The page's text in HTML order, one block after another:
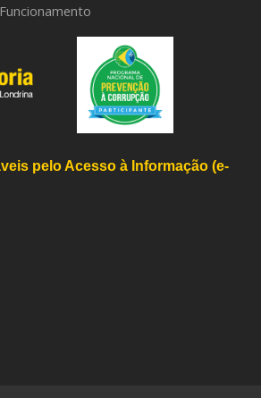
pelo Acesso à Informação (e-